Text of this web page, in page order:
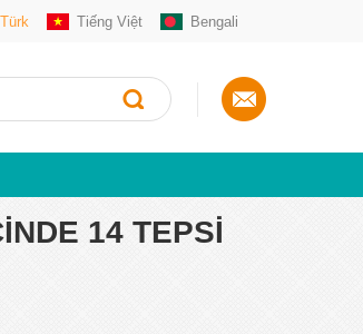
Türk Tiếng Việt Bengali
14 TEPSI